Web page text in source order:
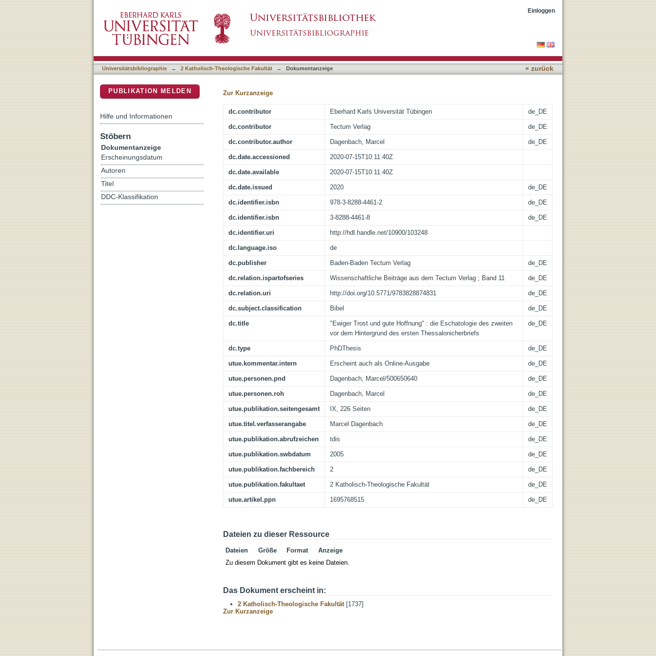
"Ewiger Trost und gute Hoffnung" : die Eschatologie des zweiten vor dem Hintergrund des ersten
Thessalonicherbriefs
Einloggen
Universitätsbibliographie → 2 Katholisch-Theologische Fakultät → Dokumentanzeige « zurück
Zur Kurzanzeige
dc.contributor Eberhard Karls Universität Tübingen de_DE
dc.contributor Tectum Verlag de_DE
dc.contributor.author Dagenbach, Marcel de_DE
dc.date.accessioned 2020-07-15T10:11:40Z
dc.date.available 2020-07-15T10:11:40Z
dc.date.issued 2020 de_DE
dc.identifier.isbn 978-3-8288-4461-2 de_DE
dc.identifier.isbn 3-8288-4461-8 de_DE
dc.identifier.uri http://hdl.handle.net/10900/103248
dc.language.iso de
dc.publisher Baden-Baden Tectum Verlag de_DE
dc.relation.ispartofseries Wissenschaftliche Beiträge aus dem Tectum Verlag ; Band 11 de_DE
dc.relation.uri http://doi.org/10.5771/9783828874831 de_DE
dc.subject.classification Bibel de_DE
dc.title
"Ewiger Trost und gute Hoffnung" : die Eschatologie des zweiten
vor dem Hintergrund des ersten Thessalonicherbriefs
de_DE
dc.type PhDThesis de_DE
utue.kommentar.intern Erscheint auch als Online-Ausgabe de_DE
utue.personen.pnd Dagenbach, Marcel/500650640 de_DE
utue.personen.roh Dagenbach, Marcel de_DE
utue.publikation.seitengesamt IX, 226 Seiten de_DE
utue.titel.verfasserangabe Marcel Dagenbach de_DE
utue.publikation.abrufzeichen tdis de_DE
utue.publikation.swbdatum 2005 de_DE
utue.publikation.fachbereich 2 de_DE
utue.publikation.fakultaet 2 Katholisch-Theologische Fakultät de_DE
utue.artikel.ppn 1695768515 de_DE
Dateien zu dieser Ressource
Dateien Größe Format
Anzeige
Zu diesem Dokument gibt es keine Dateien.
Das Dokument erscheint in:
2 Katholisch-Theologische Fakultät[1737]
Zur Kurzanzeige
PUBLIKATION MELDEN
Hilfe und Informationen
Stöbern
Dokumentanzeige
Erscheinungsdatum
Autoren
Titel
DDC-Klassifikation